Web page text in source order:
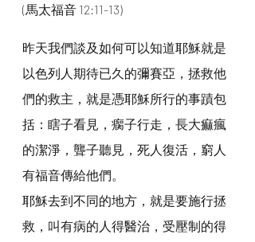
(馬太福音 12:11-13)
昨天我們談及如何可以知道耶穌就是
以色列人期待已久的彌賽亞，拯救他
們的救主，就是憑耶穌所行的事蹟包
括：瞎子看見，瘸子行走，長大痲瘋
的潔淨，聾子聽見，死人復活，窮人
有福音傳給他們。
耶穌去到不同的地方，就是要施行拯
救，叫有病的人得醫治，受壓制的得